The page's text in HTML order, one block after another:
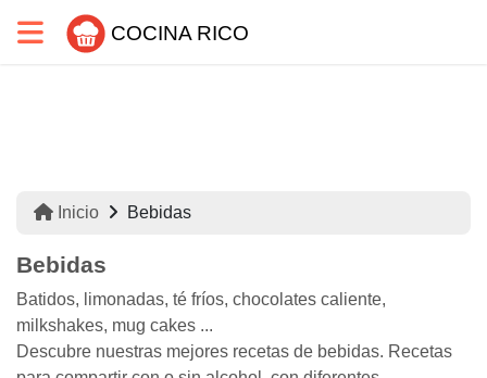
COCINA RICO
Inicio Bebidas
Bebidas
Batidos, limonadas, té fríos, chocolates caliente,
milkshakes, mug cakes ...
Descubre nuestras mejores recetas de bebidas. Recetas